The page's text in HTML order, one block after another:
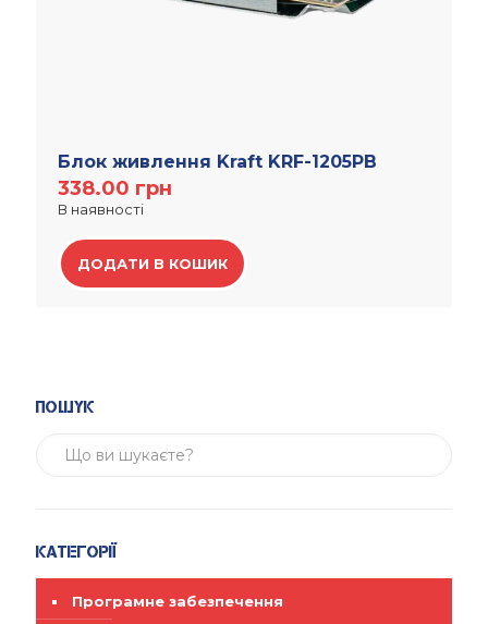
Блок живлення Kraft KRF-1205PB
338.00 грн
В наявності
ДОДАТИ В КОШИК
Пошук
Категорії
Програмне забезпечення